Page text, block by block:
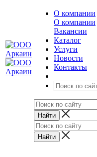
О компании
О компании
Вакансии
Каталог
Услуги
Новости
Контакты